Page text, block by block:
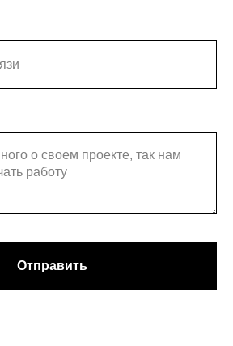
Отправить